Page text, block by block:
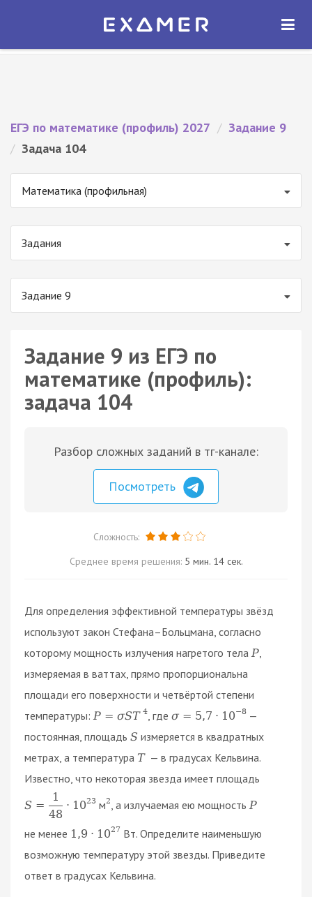
Экзамер — ЕГЭ 2027
ОТКРЫТЬ
ЕГЭ по математике (профиль) 2027 / Задание 9
/ Задача 104
Математика (профильная)
Задания
Задание 9
Задание 9 из ЕГЭ по
математике (профиль):
задача 104
Разбор сложных заданий в тг-канале:
Посмотреть
Сложность:
Среднее время решения: 5 мин. 14 сек.
Для определения эффективной температуры звёзд
используют закон Стефана–Больцмана, согласно
которому мощность излучения нагретого тела P
измеряемая в ваттах, прямо пропорциональна
площади его поверхности и четвёртой степени
температуры: P = σST 4, где σ = 5,7 ⋅ 10−8 —
постоянная, площадь S измеряется в квадратных
метрах, а температура T — в градусах Кельвина.
Известно, что некоторая звезда имеет площадь
S =
1
48
⋅ 1023м2 , а излучаемая ею мощность P
не менее 1 ,9 ⋅ 1027 Вт. Определите наименьшую
возможную температуру этой звезды. Приведите
ответ в градусах Кельвина.